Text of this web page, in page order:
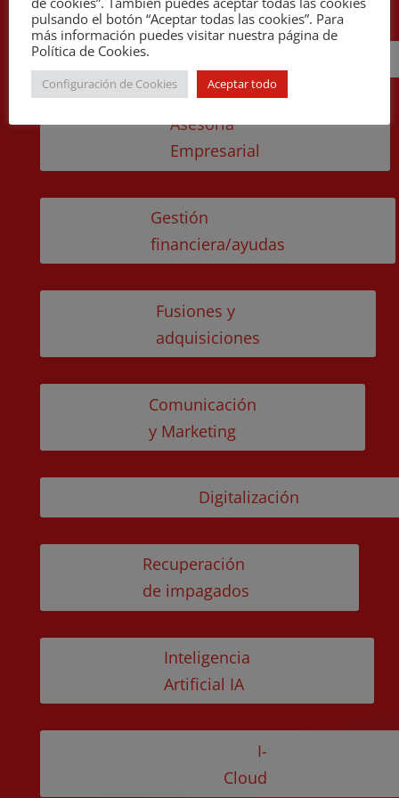
Asesoría
Empresarial
Gestión
financiera/ayudas
Fusiones y
adquisiciones
Comunicación
y Marketing
Digitalización
Recuperación
de impagados
Inteligencia
Artificial IA
I-
Cloud
pulsando el botón “Aceptar todas las cookies”. Para
más información puedes visitar nuestra página de
Política de Cookies.
Configuración de Cookies Aceptar todo